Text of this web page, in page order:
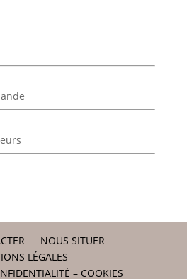
NOUS SITUER
LÉGALES
– COOKIES